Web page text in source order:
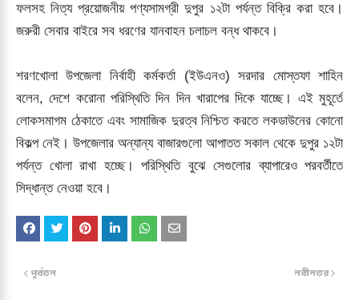
ফলসহ নিত্য প্রয়োজনীয় পণ্যসামগ্রী দুপুর ১২টা পর্যন্ত বিক্রি করা হবে।
জরুরী সেবার বাইরে সব ধরণের যানবাহন চলাচল বন্ধ থাকবে।
শরণখোলা উপজেলা নির্বাহী কর্মকর্তা (ইউএনও) সরদার মোস্তফা শাহিন
বলেন, দেশে করোনা পরিস্থিতি দিন দিন খারাপের দিকে যাচ্ছে। এই মুহূর্তে
লোকসমাগম ঠেকাতে এবং সামাজিক দুরত্ব নিশ্চিত করতে লকডাউনের কোনো
বিকল্প নেই। উপজেলার অন্যান্য বাজারগুলো আপাতত সকাল থেকে দুপুর ১২টা
পর্যন্ত খোলা রাখা হচ্ছে। পরিস্থিতি বুঝে সেগুলোর ব্যাপারেও পরবর্তীতে
সিদ্ধান্ত নেওয়া হবে।
নবীনতর
পূর্বতন